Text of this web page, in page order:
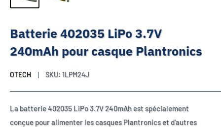
Batterie 402035 LiPo 3.7V
240mAh pour casque Plantronics
OTECH SKU: 1LPM24J
La batterie 402035 LiPo 3.7V 240mAh est spécialement
conçue pour alimenter les casques Plantronics et d'autres